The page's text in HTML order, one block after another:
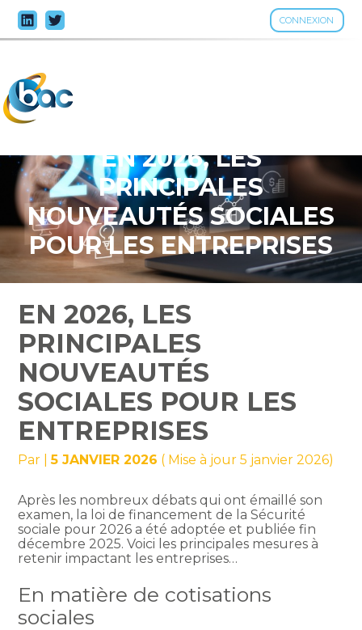
CONNEXION
Aller
au
EN 2026, LES
PRINCIPALES
NOUVEAUTÉS SOCIALES
POUR LES ENTREPRISES
EN 2026, LES
PRINCIPALES
NOUVEAUTÉS
SOCIALES POUR LES
ENTREPRISES
Par |5 JANVIER 2026 ( Mise à jour 5 janvier 2026)
Après les nombreux débats qui ont émaillé son
examen, la loi de financement de la Sécurité
sociale pour 2026 a été adoptée et publiée fin
décembre 2025. Voici les principales mesures à
retenir impactant les entreprises…
En matière de cotisations
sociales